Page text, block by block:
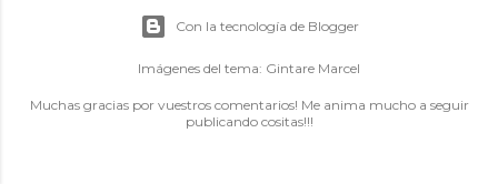
Con la tecnología de Blogger
Imágenes del tema: Gintare Marcel
Muchas gracias por vuestros comentarios! Me anima mucho a seguir
publicando cositas!!!